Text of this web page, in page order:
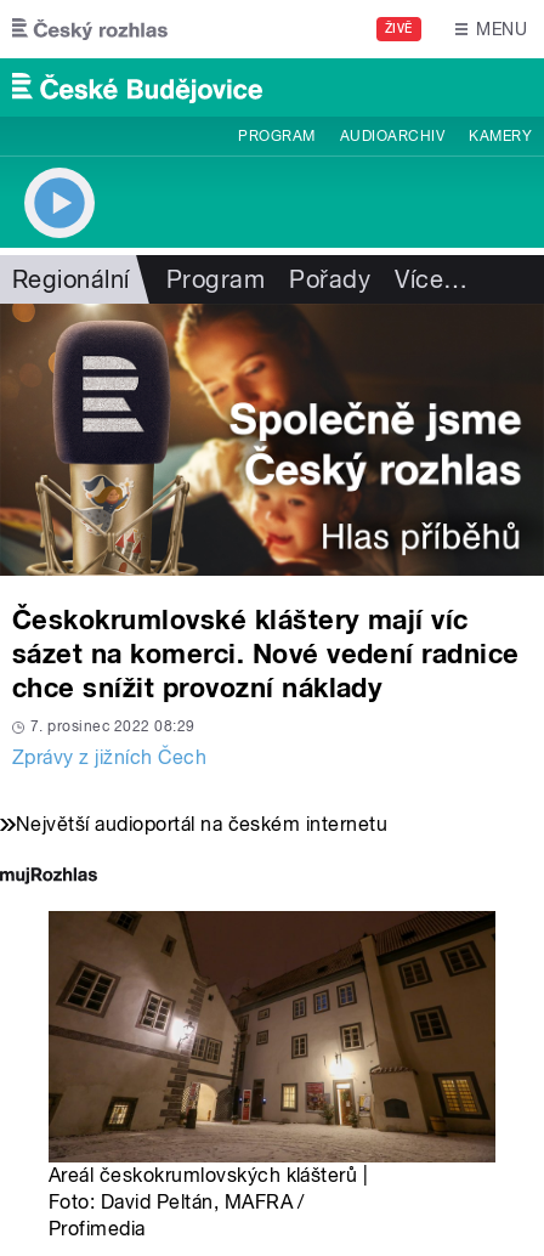
Přejít k hlavnímu obsahu
ŽIVĚ MENU
PROGRAM AUDIOARCHIV KAMERY
Regionální Program Pořady Více…
Českokrumlovské kláštery mají víc
sázet na komerci. Nové vedení radnice
chce snížit provozní náklady
7. prosinec 2022 08:29
Zprávy z jižních Čech
Největší audioportál na českém internetu
Areál českokrumlovských klášterů |
Foto: David Peltán, MAFRA /
Profimedia